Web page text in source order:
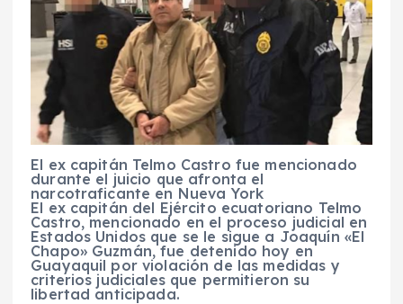
El ex capitán Telmo Castro fue mencionado
durante el juicio que afronta el
narcotraficante en Nueva York
El ex capitán del Ejército ecuatoriano Telmo
Castro, mencionado en el proceso judicial en
Estados Unidos que se le sigue a Joaquín «El
Chapo» Guzmán, fue detenido hoy en
Guayaquil por violación de las medidas y
criterios judiciales que permitieron su
libertad anticipada.